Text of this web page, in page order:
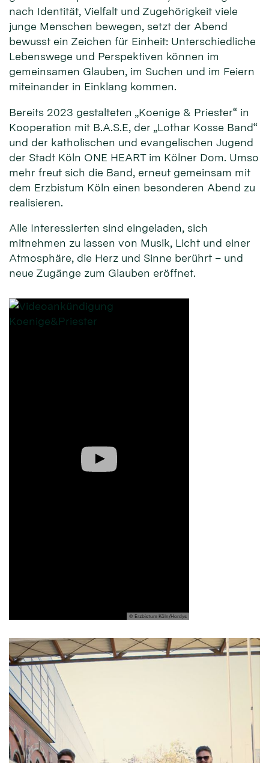
nach Identität, Vielfalt und Zugehörigkeit viele
junge Menschen bewegen, setzt der Abend
bewusst ein Zeichen für Einheit: Unterschiedliche
Lebenswege und Perspektiven können im
gemeinsamen Glauben, im Suchen und im Feiern
miteinander in Einklang kommen.
Bereits 2023 gestalteten „Koenige & Priester“ in
Kooperation mit B.A.S.E, der „Lothar Kosse Band“
und der katholischen und evangelischen Jugend
der Stadt Köln ONE HEART im Kölner Dom. Umso
mehr freut sich die Band, erneut gemeinsam mit
dem Erzbistum Köln einen besonderen Abend zu
realisieren.
Alle Interessierten sind eingeladen, sich
mitnehmen zu lassen von Musik, Licht und einer
Atmosphäre, die Herz und Sinne berührt – und
neue Zugänge zum Glauben eröffnet.
© Erzbistum Köln/Hordys